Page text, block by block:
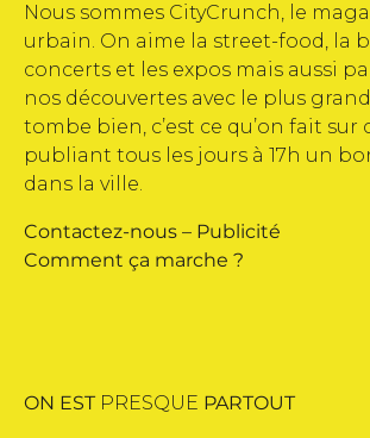
Nous sommes CityCrunch, le
urbain. On aime la street-food, la
concerts et les expos mais aussi
nos découvertes avec le plus
tombe bien, c’est ce qu’on fait sur
publiant tous les jours à 17h un
dans la ville.
Contactez-nous – Publicité
Comment ça marche ?
ON EST PRESQUE PARTOUT